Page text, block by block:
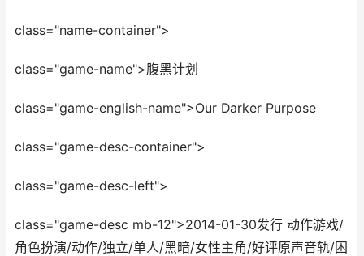
class="name-container">
class="game-name">腹黑计划
class="game-english-name">Our Darker Purpose
class="game-desc-container">
class="game-desc-left">
class="game-desc mb-12">2014-01-30发行 动作游戏/
角色扮演/动作/独立/单人/黑暗/女性主角/好评原声音轨/困